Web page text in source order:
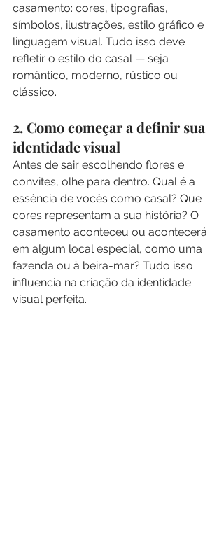
casamento: cores, tipografias,
símbolos, ilustrações, estilo gráfico e
linguagem visual. Tudo isso deve
refletir o estilo do casal — seja
romântico, moderno, rústico ou
clássico.
2. Como começar a definir sua
identidade visual
Antes de sair escolhendo flores e
convites, olhe para dentro. Qual é a
essência de vocês como casal? Que
cores representam a sua história? O
casamento aconteceu ou acontecerá
em algum local especial, como uma
fazenda ou à beira-mar? Tudo isso
influencia na criação da identidade
visual perfeita.